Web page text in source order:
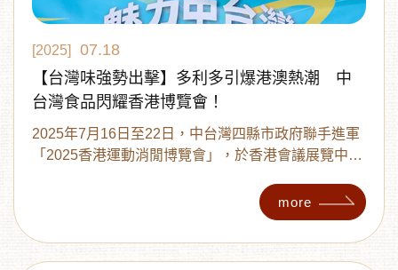
[2025]
07.18
【台灣味強勢出擊】多利多引爆港澳熱潮 中
台灣食品閃耀香港博覽會！
2025年7月16日至22日，中台灣四縣市政府聯手進軍
「2025香港運動消閒博覽會」，於香港會議展覽中心
投縣政府擔任主辦方，號召台中、彰化、苗栗共同參
與，集結觀光、文化、產業代表共53組陣容，是歷來
最具規模的中台灣行銷活動。而在所有參展品牌中，
最吸睛的莫過於來自台中的「多利多國際食品有限公
more